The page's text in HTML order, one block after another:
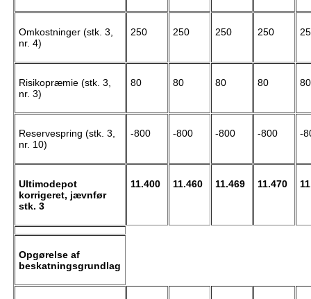
Omkostninger (stk. 3,
nr. 4)
250 250 250 250
Risikopræmie (stk. 3,
nr. 3)
80 80 80 80 80
Reservespring (stk. 3,
nr. 10)
-800 -800 -800 -800 -
Ultimodepot
korrigeret, jævnfør
stk. 3
11.400 11.460 11.469 11.470
Opgørelse af
beskatningsgrundlag